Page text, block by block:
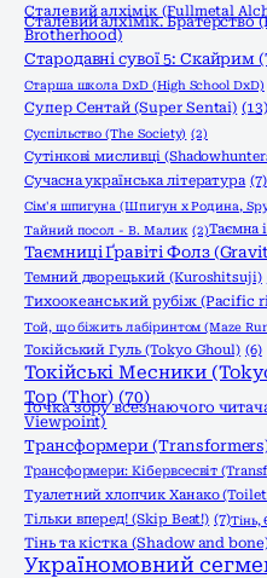
Сталевий алхімік (Fullmetal
Сталевий алхімік.
Brotherhood)
Стародавні сувої 5: Скайрим
Старша школа DxD (High School DxD)
Супер Сентай (Super Sentai) (13)
Суспільство (The Society) (2)
Сутінкові мисливці
Сучасна українська література (7)
Сім'я шпигуна (Шпигун x Родина,
Тайний посол - В. Малик (2)Таємна
Таємниці Ґравіті Фолз
Темний дворецький (Kuroshitsuji)
Тихоокеанський рубіж (Pacific
Той, що біжить лабіринтом (Maze
Токійський Гуль (Tokyo Ghoul) (6)
Токійські Месники
Тор (Thor) (70)
Точка зору всезнаючого
Viewpoint)
Трансформери
Трансформери: Кібервсесвіт
Туалетний хлопчик Ханако
Тільки вперед! (Skip Beat!) (7)
Тінь та кістка (Shadow and
Україномовний